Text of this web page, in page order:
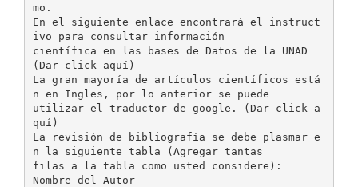
mo.
En el siguiente enlace encontrará el instruct
ivo para consultar información
científica en las bases de Datos de la UNAD
(Dar click aquí)
La gran mayoría de artículos científicos está
n en Ingles, por lo anterior se puede
utilizar el traductor de google. (Dar click a
quí)
La revisión de bibliografía se debe plasmar e
n la siguiente tabla (Agregar tantas
filas a la tabla como usted considere):
Nombre del Autor